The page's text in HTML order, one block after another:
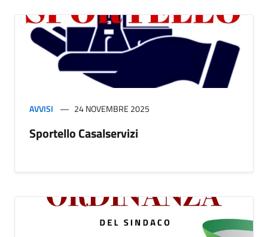
AVVISI 24 NOVEMBRE 2025
Sportello Casalservizi